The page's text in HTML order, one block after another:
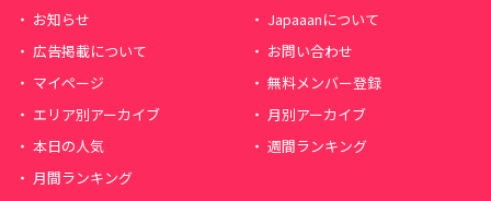
お知らせ
Japaaanについて
広告掲載について
お問い合わせ
マイページ
無料メンバー登録
エリア別アーカイブ
月別アーカイブ
本日の人気
週間ランキング
月間ランキング